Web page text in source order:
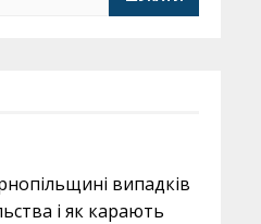
випадків
і як карають